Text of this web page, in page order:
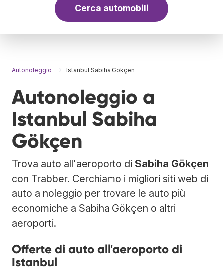
Cerca automobili
Autonoleggio Istanbul Sabiha Gökçen
Autonoleggio a
Istanbul Sabiha
Gökçen
Trova auto all'aeroporto di Sabiha Gökçen
con Trabber. Cerchiamo i migliori siti web di
auto a noleggio per trovare le auto più
economiche a Sabiha Gökçen o altri
aeroporti.
Offerte di auto all'aeroporto di
Istanbul